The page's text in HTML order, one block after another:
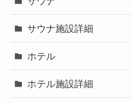
サウナ施設詳細
ホテル
ホテル施設詳細